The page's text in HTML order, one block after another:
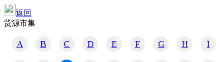
返回
货源市集
A B C D E F G H I